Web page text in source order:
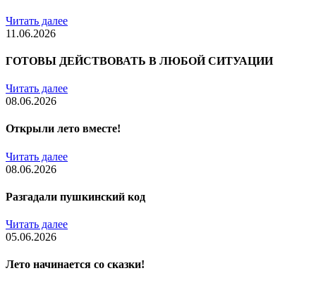
Читать далее
11.06.2026
ГОТОВЫ ДЕЙСТВОВАТЬ В ЛЮБОЙ СИТУАЦИИ
Читать далее
08.06.2026
Открыли лето вместе!
Читать далее
08.06.2026
Разгадали пушкинский код
Читать далее
05.06.2026
Лето начинается со сказки!